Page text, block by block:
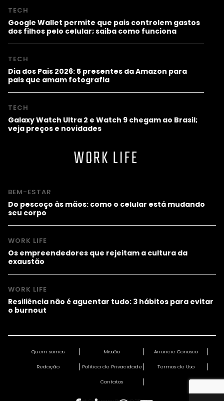
TECH
Google Wallet permite que pais controlem gastos
dos filhos pelo celular; saiba como funciona
TECH
Dia dos Pais 2026: 5 presentes da Amazon para
pais que amam fotografia
TECH
Galaxy Watch Ultra 2 e Watch 9 chegam ao Brasil;
veja preços e novidades
WORK LIFE
BEM-ESTAR
Do pescoço às mãos: como o celular está mudando
seu corpo
WORK LIFE
Os empreendedores que rejeitam a cultura da
exaustão
WORK LIFE
Resiliência não é aguentar tudo: 3 hábitos para evitar
o burnout
Quem somos Missão Anuncie Conosco
Redação Política de Privacidade Termos de Uso
Contatos